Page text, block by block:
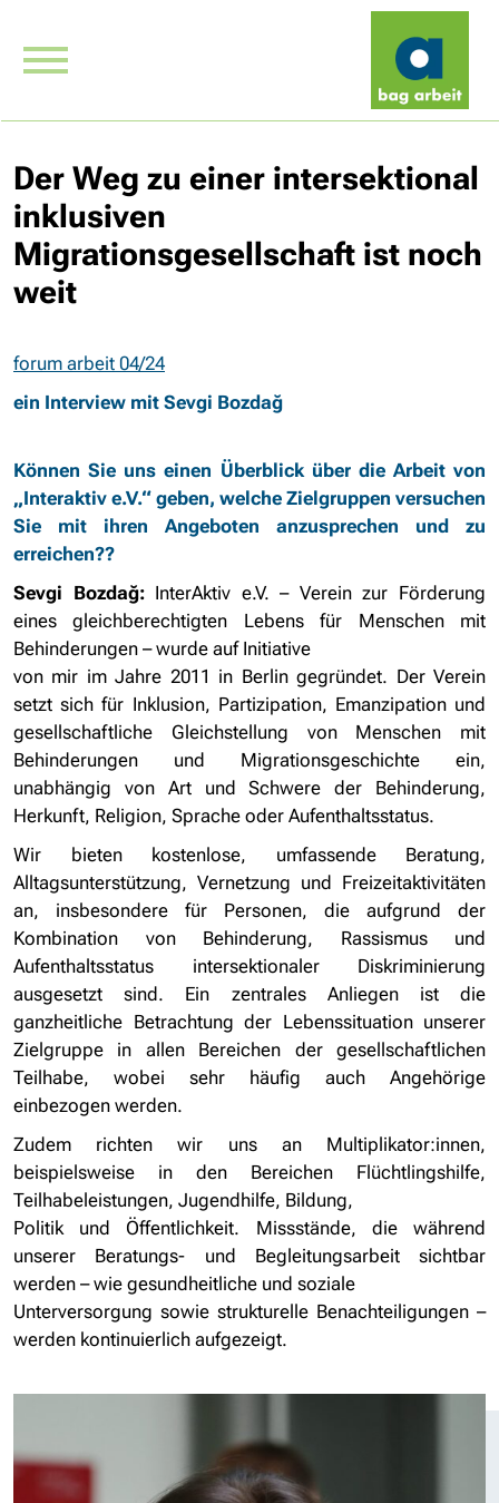
Der Weg zu einer intersektional
inklusiven
Migrationsgesellschaft ist noch
weit
forum arbeit 04/24
ein Interview mit Sevgi Bozdağ
Können Sie uns einen Überblick über die Arbeit von
„Interaktiv e.V.“ geben, welche Zielgruppen versuchen
Sie mit ihren Angeboten anzusprechen und zu
erreichen??
Sevgi Bozdağ:InterAktiv e.V. – Verein zur Förderung
eines gleichberechtigten Lebens für Menschen mit
Behinderungen – wurde auf Initiative
von mir im Jahre 2011 in Berlin gegründet. Der Verein
setzt sich für Inklusion, Partizipation, Emanzipation und
gesellschaftliche Gleichstellung von Menschen mit
Behinderungen und Migrationsgeschichte ein,
unabhängig von Art und Schwere der Behinderung,
Herkunft, Religion, Sprache oder Aufenthaltsstatus.
Wir bieten kostenlose, umfassende Beratung,
Alltagsunterstützung, Vernetzung und Freizeitaktivitäten
an, insbesondere für Personen, die aufgrund der
Kombination von Behinderung, Rassismus und
Aufenthaltsstatus intersektionaler Diskriminierung
ausgesetzt sind. Ein zentrales Anliegen ist die
ganzheitliche Betrachtung der Lebenssituation unserer
Zielgruppe in allen Bereichen der gesellschaftlichen
Teilhabe, wobei sehr häufig auch Angehörige
einbezogen werden.
Zudem richten wir uns an Multiplikator:innen,
beispielsweise in den Bereichen Flüchtlingshilfe,
Teilhabeleistungen, Jugendhilfe, Bildung,
Politik und Öffentlichkeit. Missstände, die während
unserer Beratungs- und Begleitungsarbeit sichtbar
werden – wie gesundheitliche und soziale
Unterversorgung sowie strukturelle Benachteiligungen –
werden kontinuierlich aufgezeigt.